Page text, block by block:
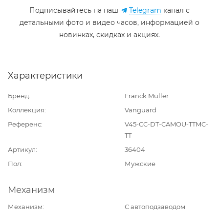
Подписывайтесь на наш Telegram канал c
детальными фото и видео часов, информацией о
новинках, скидках и акциях.
Характеристики
Бренд
Franck Muller
Коллекция
Vanguard
Референс
V45-CC-DT-CAMOU-TTMC-
TT
Артикул
36404
Пол
Мужские
Механизм
Механизм
С автоподзаводом